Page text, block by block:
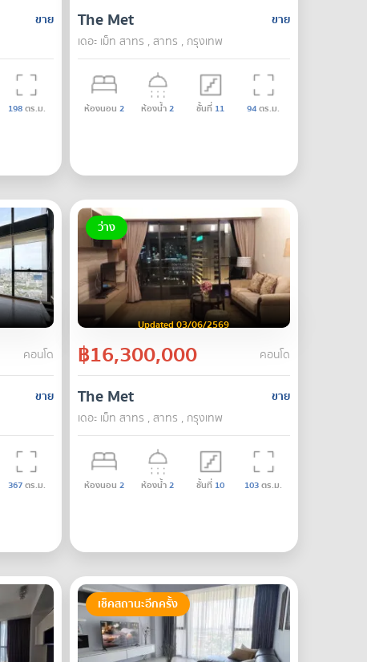
ขาย
198ตร.ม.
ขาย
The Met
เดอะ เม็ท สาทร , สาทร , กรุงเทพ
ห้องนอน 2 ห้องน้ำ2 ชั้นที่ 11 94ตร.ม.
คอนโด
ขาย
367ตร.ม.
ว่าง
Updated 03/06/2569
฿16,300,000 คอนโด
ขาย
The Met
เดอะ เม็ท สาทร , สาทร , กรุงเทพ
ห้องนอน 2 ห้องน้ำ2 ชั้นที่ 10 103ตร.ม.
เช็คสถานะอีกครั้ง